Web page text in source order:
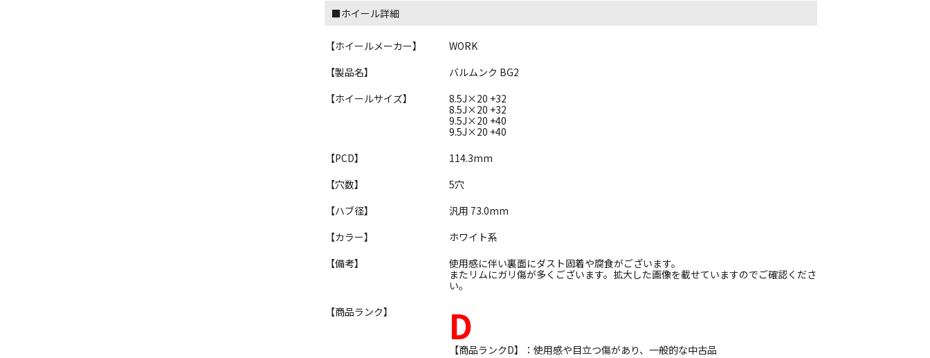
■ホイール詳細
【ホイールメーカー】
WORK
【製品名】
バルムンク BG2
【ホイールサイズ】
8.5J×20 +32
8.5J×20 +32
9.5J×20 +40
9.5J×20 +40
【PCD】
114.3mm
【穴数】
5穴
【ハブ径】
汎用 73.0mm
【カラー】
ホワイト系
【備考】
使用感に伴い裏面にダスト固着や腐食がございます。
またリムにガリ傷が多くございます。拡大した画像を載せていますのでご確認くださ
い。
【商品ランク】
D
【商品ランクD】：使用感や目立つ傷があり、一般的な中古品